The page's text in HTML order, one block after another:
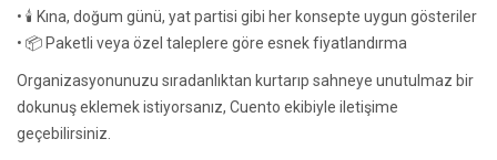
• 🕯️ Kına, doğum günü, yat partisi gibi her konsepte uygun gösteriler
• 📦 Paketli veya özel taleplere göre esnek fiyatlandırma
Organizasyonunuzu sıradanlıktan kurtarıp sahneye unutulmaz bir
dokunuş eklemek istiyorsanız, Cuento ekibiyle iletişime
geçebilirsiniz.